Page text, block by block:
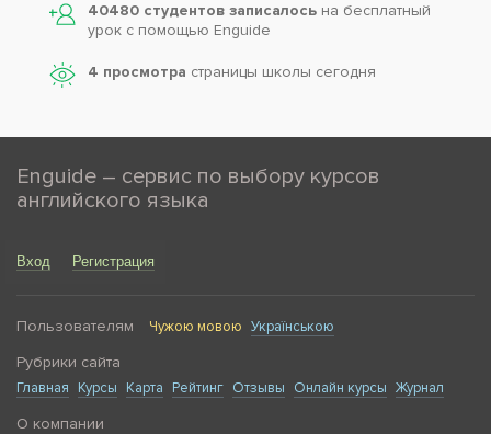
40480 студентов записалось на бесплатный
урок с помощью Enguide
4 просмотра страницы школы сегодня
Enguide – сервис по выбору курсов
английского языка
Вход Регистрация
Пользователям Чужою мовою Українською
Рубрики сайта
Главная Курсы Карта Рейтинг Отзывы Онлайн курсы Журнал
О компании